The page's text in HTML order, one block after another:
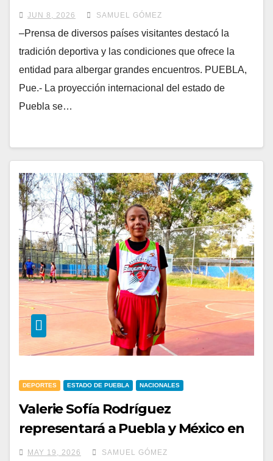
ESCENARIO FUTBOLÍSTICO
INTERNACIONAL
JUN 8, 2026 SAMUEL GÓMEZ
–Prensa de diversos países visitantes destacó la
tradición deportiva y las condiciones que ofrece la
entidad para albergar grandes encuentros. PUEBLA,
Pue.- La proyección internacional del estado de
Puebla se…
DEPORTES ESTADO DE PUEBLA NACIONALES
Valerie Sofía Rodríguez
representará a Puebla y México en
Costa Rica
MAY 19, 2026 SAMUEL GÓMEZ